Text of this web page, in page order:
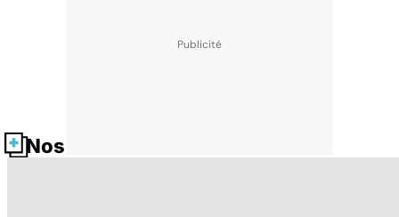
Nos fiches santé